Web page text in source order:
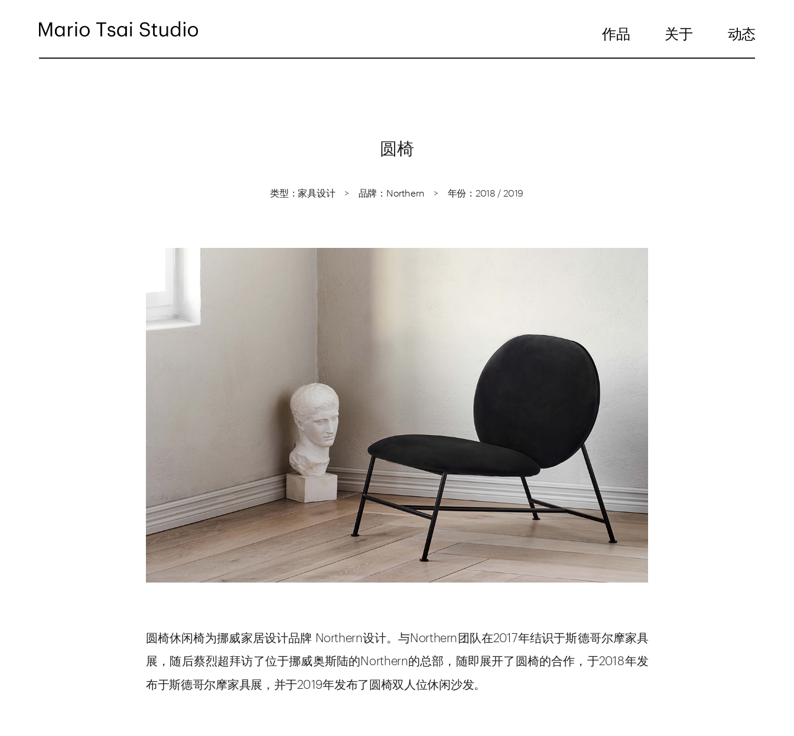
圆椅
类型：家具设计    >    品牌： Northern
    >    年份：2018 / 2019
圆椅休闲椅为挪威家居设计品牌 Northern设计。与Northern团队在2017年结识于斯德哥尔摩家具
展，随后蔡烈超拜访了位于挪威奥斯陆的Northern的总部，随即展开了圆椅的合作，于2018年发
布于斯德哥尔摩家具展，并于2019年发布了圆椅双人位休闲沙发。
作品 关于 动态